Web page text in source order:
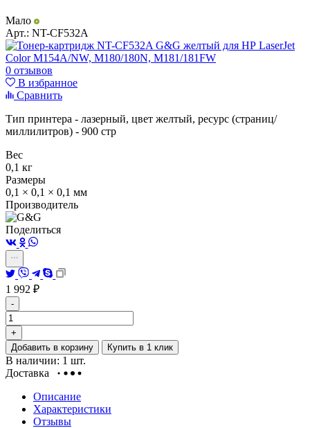
Мало
Арт.: NT-CF532A
0 отзывов
В избранное
Сравнить
Тип принтера - лазерный, цвет желтый, ресурс (страниц/
миллилитров) - 900 стр
Вес
0,1 кг
Размеры
0,1 × 0,1 × 0,1 мм
Производитель
Поделиться
1 992 ₽
-
+
Добавить в корзину
Купить в 1 клик
В наличии: 1 шт.
Доставка
Описание
Характеристики
Отзывы